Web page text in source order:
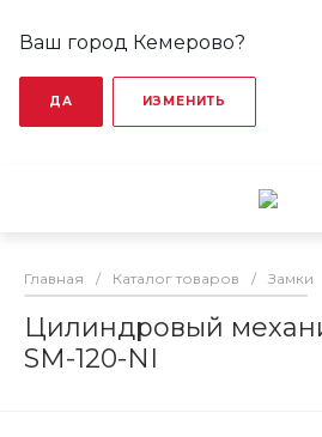
Ваш город Кемерово?
ДА ИЗМЕНИТЬ
Главная / Каталог товаров / Замки
Цилиндровый
SM-120-NI